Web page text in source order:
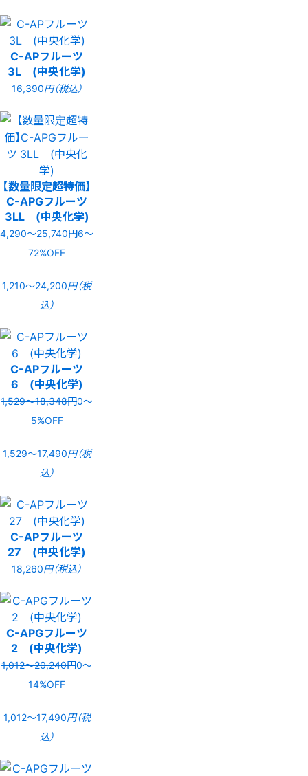
C-APフルーツ
3L (中央化学)
16,390円（税込）
【数量限定超特価】
C-APGフルーツ
3LL (中央化学)
4,290〜25,740円6〜
72%OFF
1,210〜24,200円（税
込）
C-APフルーツ
6 (中央化学)
1,529〜18,348円0〜
5%OFF
1,529〜17,490円（税
込）
C-APフルーツ
27 (中央化学)
18,260円（税込）
C-APGフルーツ
2 (中央化学)
1,012〜20,240円0〜
14%OFF
1,012〜17,490円（税
込）